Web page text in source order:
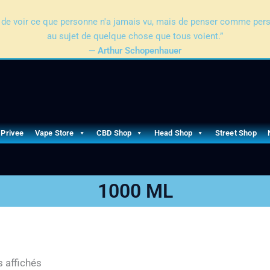
voir ce que personne n'a jamais vu, mais de penser comme
au sujet de quelque chose que tous voient.”
— Arthur Schopenhauer
Vape Store CBD Shop Head Shop Street Shop
1000 ML
affichés